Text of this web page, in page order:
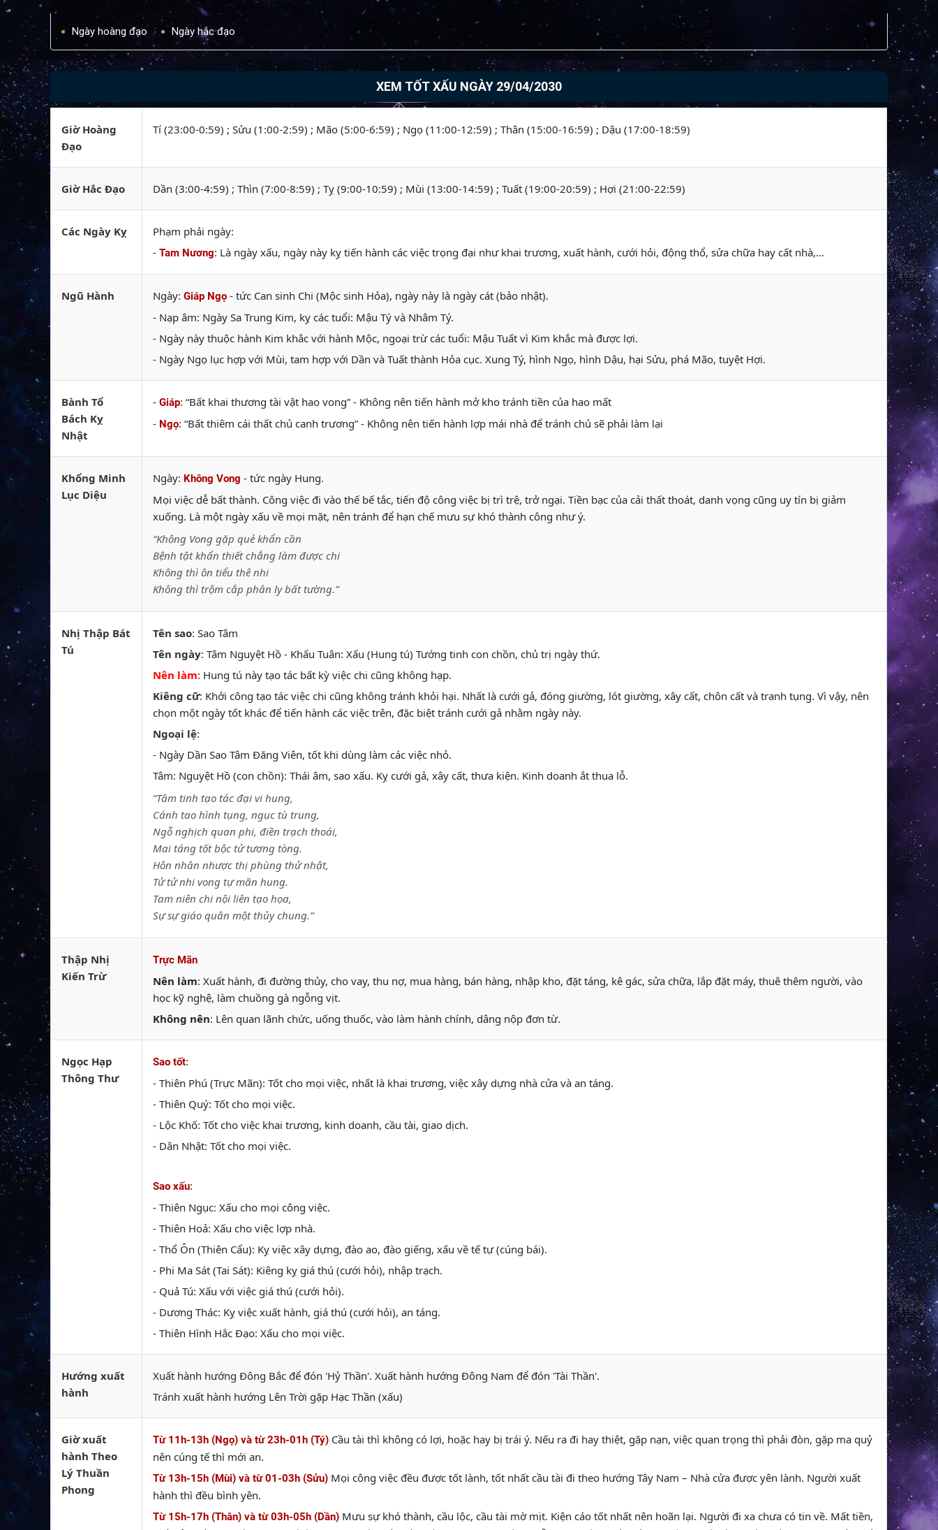
Ngày hoàng đạo Ngày hắc đạo
XEM TỐT XẤU NGÀY 29/04/2030
Giờ Hoàng
Đạo
Tí (23:00-0:59) ; Sửu (1:00-2:59) ; Mão (5:00-6:59) ; Ngọ (11:00-12:59) ; Thân (15:00-16:59) ; Dậu (17:00-18:59)
Giờ Hắc Đạo Dần (3:00-4:59) ; Thìn (7:00-8:59) ; Tỵ (9:00-10:59) ; Mùi (13:00-14:59) ; Tuất (19:00-20:59) ; Hợi (21:00-22:59)
Các Ngày Kỵ
Phạm phải ngày:
- Tam Nương: Là ngày xấu, ngày này kỵ tiến hành các việc trọng đại như khai trương, xuất hành, cưới hỏi, động thổ, sửa chữa hay cất nhà,...
Ngũ Hành Ngày: Giáp Ngọ - tức Can sinh Chi (Mộc sinh Hỏa), ngày này là ngày cát (bảo nhật).
- Nạp âm: Ngày Sa Trung Kim, kỵ các tuổi: Mậu Tý và Nhâm Tý.
- Ngày này thuộc hành Kim khắc với hành Mộc, ngoại trừ các tuổi: Mậu Tuất vì Kim khắc mà được lợi.
- Ngày Ngọ lục hợp với Mùi, tam hợp với Dần và Tuất thành Hỏa cục. Xung Tý, hình Ngọ, hình Dậu, hại Sửu, phá Mão, tuyệt Hợi.
Bành Tổ
Bách Kỵ
Nhật
- Giáp: “Bất khai thương tài vật hao vong” - Không nên tiến hành mở kho tránh tiền của hao mất
- Ngọ: “Bất thiêm cái thất chủ canh trương” - Không nên tiến hành lợp mái nhà để tránh chủ sẽ phải làm lại
Khổng Minh
Lục Diệu
Ngày: Không Vong - tức ngày Hung.
Mọi việc dễ bất thành. Công việc đi vào thế bế tắc, tiến độ công việc bị trì trệ, trở ngại. Tiền bạc của cải thất thoát, danh vọng cũng uy tín bị giảm
xuống. Là một ngày xấu về mọi mặt, nên tránh để hạn chế mưu sự khó thành công như ý.
“Không Vong gặp quẻ khẩn cần
Bệnh tật khẩn thiết chẳng làm được chi
Không thì ôn tiểu thê nhi
Không thì trộm cắp phân ly bất tường.”
Nhị Thập Bát
Tú
Tên sao: Sao Tâm
Tên ngày: Tâm Nguyệt Hồ - Khấu Tuân: Xấu (Hung tú) Tướng tinh con chồn, chủ trị ngày thứ.
Nên làm: Hung tú này tạo tác bất kỳ việc chi cũng không hạp.
Kiêng cữ: Khởi công tạo tác việc chi cũng không tránh khỏi hại. Nhất là cưới gả, đóng giường, lót giường, xây cất, chôn cất và tranh tụng. Vì vậy, nên
chọn một ngày tốt khác để tiến hành các việc trên, đặc biệt tránh cưới gả nhằm ngày này.
Ngoại lệ:
- Ngày Dần Sao Tâm Đăng Viên, tốt khi dùng làm các việc nhỏ.
Tâm: Nguyệt Hồ (con chồn): Thái âm, sao xấu. Kỵ cưới gả, xây cất, thưa kiện. Kinh doanh ắt thua lỗ.
“Tâm tinh tạo tác đại vi hung,
Cánh tao hình tụng, ngục tù trung,
Ngỗ nghịch quan phi, điền trạch thoái,
Mai táng tốt bộc tử tương tòng.
Hôn nhân nhược thị phùng thử nhật,
Tử tử nhi vong tự mãn hung.
Tam niên chi nội liên tạo họa,
Sự sự giáo quân một thủy chung.”
Thập Nhị
Kiến Trừ
Trực Mãn
Nên làm: Xuất hành, đi đường thủy, cho vay, thu nợ, mua hàng, bán hàng, nhập kho, đặt táng, kê gác, sửa chữa, lắp đặt máy, thuê thêm người, vào
học kỹ nghệ, làm chuồng gà ngỗng vịt.
Không nên: Lên quan lãnh chức, uống thuốc, vào làm hành chính, dâng nộp đơn từ.
Ngọc Hạp
Thông Thư
Sao tốt:
- Thiên Phú (Trực Mãn): Tốt cho mọi việc, nhất là khai trương, việc xây dựng nhà cửa và an táng.
- Thiên Quý: Tốt cho mọi việc.
- Lộc Khố: Tốt cho việc khai trương, kinh doanh, cầu tài, giao dịch.
- Dân Nhật: Tốt cho mọi việc.
Sao xấu:
- Thiên Ngục: Xấu cho mọi công việc.
- Thiên Hoả: Xấu cho việc lợp nhà.
- Thổ Ôn (Thiên Cẩu): Kỵ việc xây dựng, đào ao, đào giếng, xấu về tế tự (cúng bái).
- Phi Ma Sát (Tai Sát): Kiêng kỵ giá thú (cưới hỏi), nhập trạch.
- Quả Tú: Xấu với việc giá thú (cưới hỏi).
- Dương Thác: Kỵ việc xuất hành, giá thú (cưới hỏi), an táng.
- Thiên Hình Hắc Đạo: Xấu cho mọi việc.
Hướng xuất
hành
Xuất hành hướng Đông Bắc để đón 'Hỷ Thần'. Xuất hành hướng Đông Nam để đón 'Tài Thần'.
Tránh xuất hành hướng Lên Trời gặp Hạc Thần (xấu)
Giờ xuất
hành Theo
Lý Thuần
Phong
Từ 11h-13h (Ngọ) và từ 23h-01h (Tý) Cầu tài thì không có lợi, hoặc hay bị trái ý. Nếu ra đi hay thiệt, gặp nạn, việc quan trọng thì phải đòn, gặp ma quỷ
nên cúng tế thì mới an.
Từ 13h-15h (Mùi) và từ 01-03h (Sửu) Mọi công việc đều được tốt lành, tốt nhất cầu tài đi theo hướng Tây Nam – Nhà cửa được yên lành. Người xuất
hành thì đều bình yên.
Từ 15h-17h (Thân) và từ 03h-05h (Dần) Mưu sự khó thành, cầu lộc, cầu tài mờ mịt. Kiện cáo tốt nhất nên hoãn lại. Người đi xa chưa có tin về. Mất tiền,